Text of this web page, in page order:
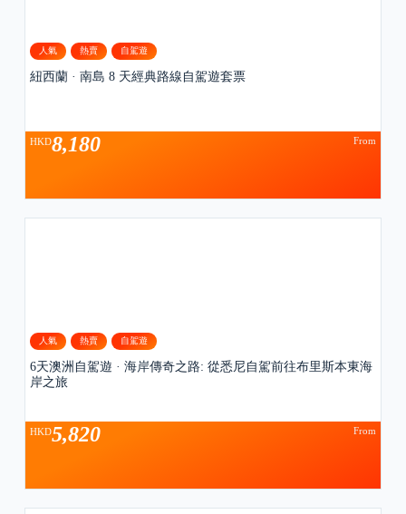
人氣 熱賣 自駕遊
紐西蘭 · 南島 8 天經典路線自駕遊套票
From
HKD8,180
人氣 熱賣 自駕遊
6天澳洲自駕遊 · 海岸傳奇之路: 從悉尼自駕前往布里斯本東海
岸之旅
From
HKD5,820